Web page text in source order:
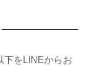
下をLINEからお